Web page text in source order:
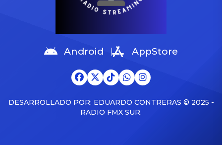
Android AppStore
DESARROLLADO POR: EDUARDO CONTRERAS © 2025 -
RADIO FMX SUR.